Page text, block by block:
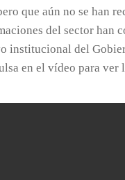
que aún no se han
del sector han
institucional del
en el vídeo para ver